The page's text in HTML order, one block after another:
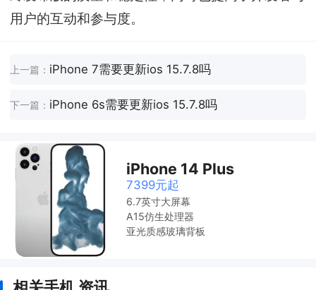
用户的互动和参与度。
上一篇： iPhone 7需要更新ios 15.7.8吗
下一篇： iPhone 6s需要更新ios 15.7.8吗
iPhone 14 Plus
7399元起
6.7英寸大屏幕
A15仿生处理器
亚光质感玻璃背板